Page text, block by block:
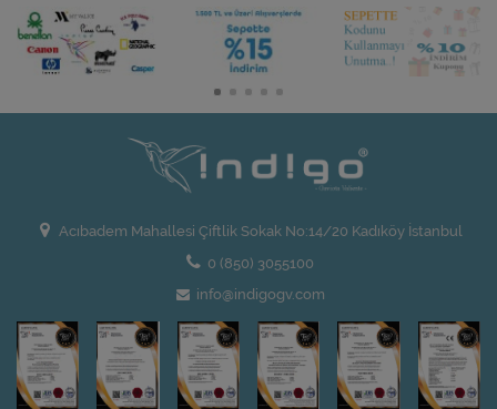
Acıbadem Mahallesi Çiftlik Sokak No:14/20 Kadıköy İstanbul
0 (850) 3055100
info@indigogv.com